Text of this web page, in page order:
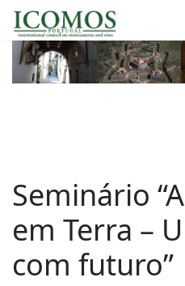
Seminário
em Terra –
com futuro”